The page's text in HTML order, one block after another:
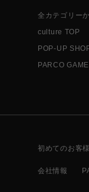
全カテゴリー
culture TOP
POP-UP
PARCO
初めてのお客
会社情報